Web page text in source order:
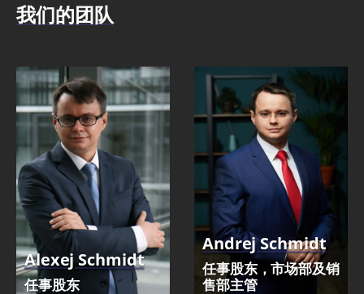
我们的团队
Alexej Schmidt
任事股东
Andrej Schmidt
任事股东，市场部及销
售部主管